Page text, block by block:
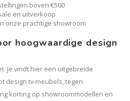
boven €500
en uitverkoop
onze prachtige showroom
hoogwaardige design
Je vindt hier een uitgebreide
design tv-meubels, tegen
korting op showroommodellen en